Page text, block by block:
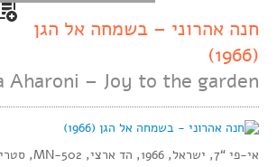
חנה אהרוני – בשמחה אל הגן
(1966)
Aharoni – Joy to the garden
אי-פי “7, ישראל, 1966, הד ארצי, MN-502, סטריאו,